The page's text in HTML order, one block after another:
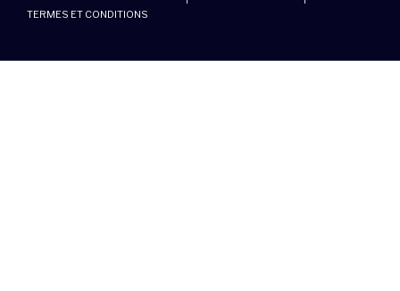
TERMES ET CONDITIONS